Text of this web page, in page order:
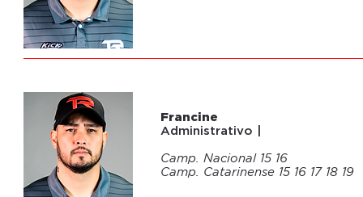
04
Francine
Administrativo |
Camp. Nacional 15 16
Camp. Catarinense 15 16 17 18 19